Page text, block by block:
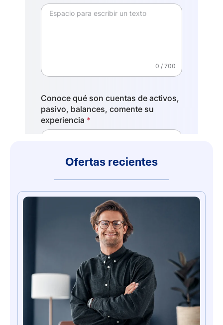
Ofertas recientes